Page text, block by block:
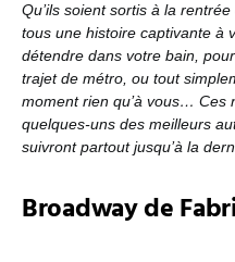
Qu’ils soient sortis à la
tous une histoire captivante à
détendre dans votre bain,
trajet de métro, ou tout
moment rien qu’à vous… Ces
quelques-uns des meilleurs
suivront partout jusqu’à la
Broadway de